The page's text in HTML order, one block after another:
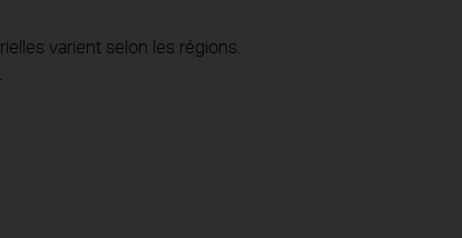
varient selon les régions.